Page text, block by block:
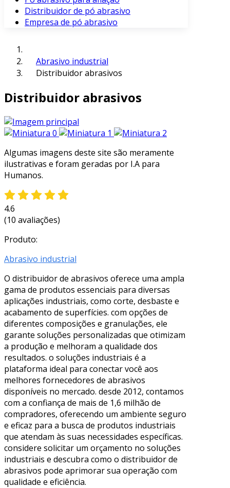
Distribuidor de pó abrasivo
Empresa de pó abrasivo
Abrasivo industrial
Distribuidor abrasivos
Distribuidor abrasivos
Algumas imagens deste site são meramente
ilustrativas e foram geradas por I.A para
Humanos.
4.6
(10 avaliações)
Produto:
Abrasivo industrial
O distribuidor de abrasivos oferece uma ampla
gama de produtos essenciais para diversas
aplicações industriais, como corte, desbaste e
acabamento de superfícies. com opções de
diferentes composições e granulações, ele
garante soluções personalizadas que otimizam
a produção e melhoram a qualidade dos
resultados. o soluções industriais é a
plataforma ideal para conectar você aos
melhores fornecedores de abrasivos
disponíveis no mercado. desde 2012, contamos
com a confiança de mais de 1,6 milhão de
compradores, oferecendo um ambiente seguro
e eficaz para a busca de produtos industriais
que atendam às suas necessidades específicas.
considere solicitar um orçamento no soluções
industriais e descubra como o distribuidor de
abrasivos pode aprimorar sua operação com
qualidade e eficiência.